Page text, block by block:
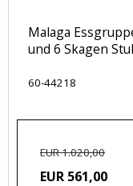
Malaga
und 6 Skagen
60-44218
EUR 1.020,00
EUR 561,00